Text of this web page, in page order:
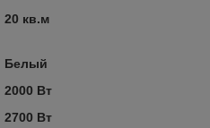
20 кв.м
Белый
2000 Вт
2700 Вт